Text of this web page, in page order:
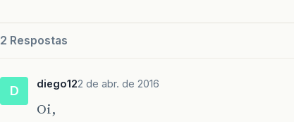
2 Respostas
D diego122 de abr. de 2016
Oi,